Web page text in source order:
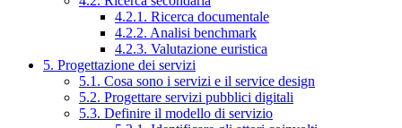
4.2.1. Ricerca documentale
4.2.2. Analisi benchmark
4.2.3. Valutazione euristica
5. Progettazione dei servizi
5.1. Cosa sono i servizi e il service design
5.2. Progettare servizi pubblici digitali
5.3. Definire il modello di servizio